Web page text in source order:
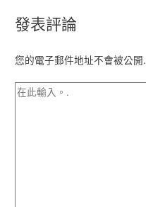
發表評論
您的電子郵件地址不會被公開.